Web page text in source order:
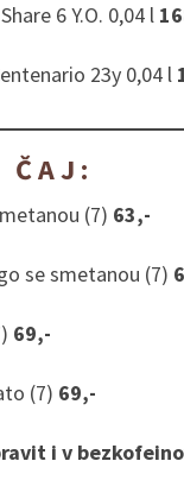
6 Y.O. 0,04 l
23y 0,04 l
ČAJ:
(7) 63,-
se smetanou (7)
69,-
(7) 69,-
i v